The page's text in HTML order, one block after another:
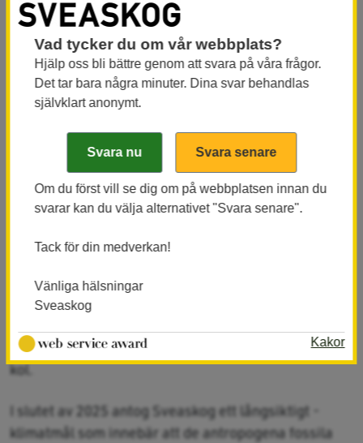
verksamhet och värdekedja.
Skogsbruket påverkas av ett varmare
klimat och större vädervariationer.
Sveaskog arbetar för att minska
och skogsmaskiner.
Målet är att minska antropogena fossila
växthusgasutsläpp i hela värdekedjan med 60
2025 minskade de totala utsläppen med cirka 9
procent, till följd av satsningar på fossilfri
Sveaskog skogsbruket så att skogen kan binda mer
kol.
I slutet av 2025 antog Sveaskog ett långsiktigt ­
klimatmål som innebär att de antropogena fossila
Vad tycker du om vår webbplats?
Hjälp oss bli bättre genom att svara på våra frågor.
Det tar bara några minuter. Dina svar behandlas
självklart anonymt.
Om du först vill se dig om på webbplatsen innan du
svarar kan du välja alternativet "Svara senare".
Tack för din medverkan!
Vänliga hälsningar
Sveaskog
Kakor